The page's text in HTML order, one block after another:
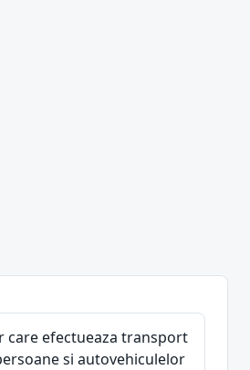
care efectueaza transport
si autovehiculelor